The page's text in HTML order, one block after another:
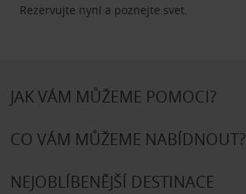
Rezervujte nyní a poznejte svet.
JAK VÁM MŮŽEME POMOCI?
CO VÁM MŮŽEME NABÍDNOUT?
NEJOBLÍBENĚJŠÍ DESTINACE